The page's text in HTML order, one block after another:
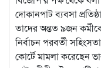
দোকানপাট ব্যবসা
তাদের অন্তত ৯জন
নির্বাচন পরবর্তী
কোর্টে মামলা করেছেন